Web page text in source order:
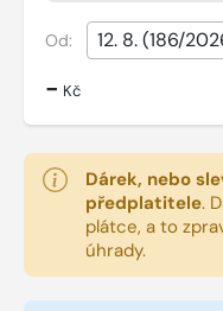
Od:
- Kč
Dárek, nebo
předplatitele.
plátce, a to
úhrady.